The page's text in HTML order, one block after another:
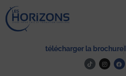
télécharger la brochure